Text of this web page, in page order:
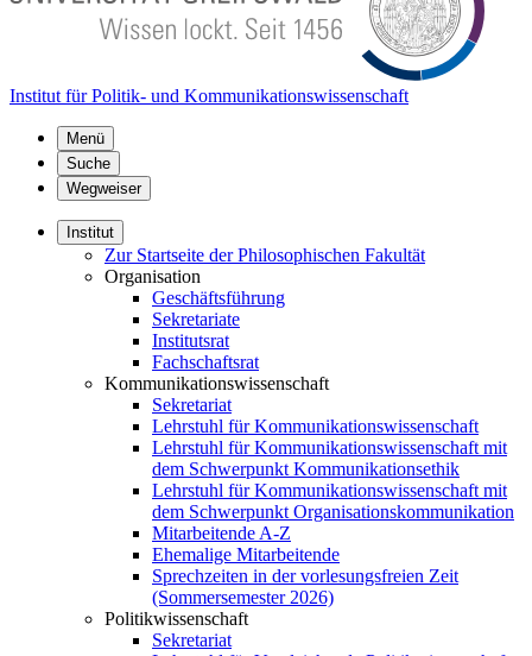
Institut für Politik- und Kommunikationswissenschaft
Menü
Suche
Wegweiser
Institut
Zur Startseite der Philosophischen Fakultät
Organisation
Geschäftsführung
Sekretariate
Institutsrat
Fachschaftsrat
Kommunikationswissenschaft
Sekretariat
Lehrstuhl für Kommunikationswissenschaft
Lehrstuhl für Kommunikationswissenschaft mit
dem Schwerpunkt Kommunikationsethik
Lehrstuhl für Kommunikationswissenschaft mit
dem Schwerpunkt Organisationskommunikation
Mitarbeitende A-Z
Ehemalige Mitarbeitende
Sprechzeiten in der vorlesungsfreien Zeit
(Sommersemester 2026)
Politikwissenschaft
Sekretariat